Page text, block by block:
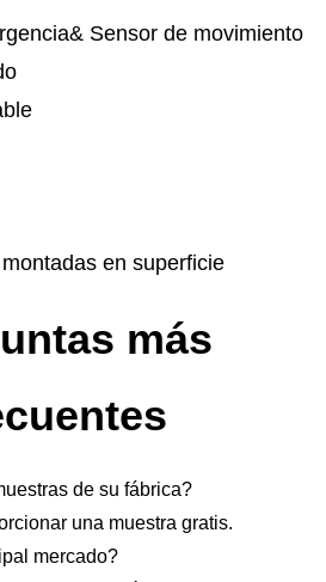
Sensor de movimiento
en superficie
más
de su fábrica?
una muestra gratis.
mercado?